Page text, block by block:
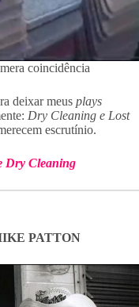
coincidência
deixar meus plays
Dry Cleaning e Lost
escrutínio.
Dry Cleaning
PATTON